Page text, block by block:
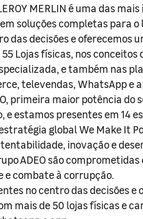
MERLIN é uma das
soluções completas para o
das decisões e oferecemos
Lojas físicas, nos conceitos
e também nas
televendas, WhatsApp e
primeira maior potência do
estamos presentes em 14
global We Make It
inovação e
ADEO são
combate à corrupção.
no centro das decisões e
mais de 50 lojas físicas e